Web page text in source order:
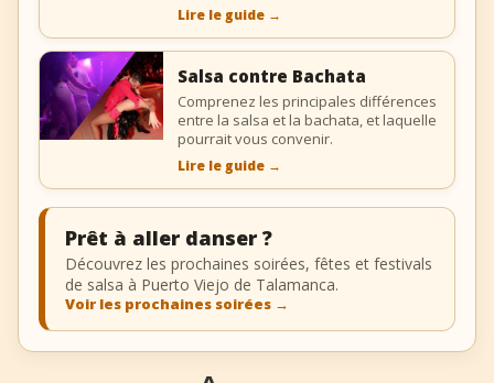
Lire le guide →
Salsa contre Bachata
Comprenez les principales différences
entre la salsa et la bachata, et laquelle
pourrait vous convenir.
Lire le guide →
Prêt à aller danser ?
Découvrez les prochaines soirées, fêtes et festivals
de salsa à Puerto Viejo de Talamanca.
Voir les prochaines soirées →